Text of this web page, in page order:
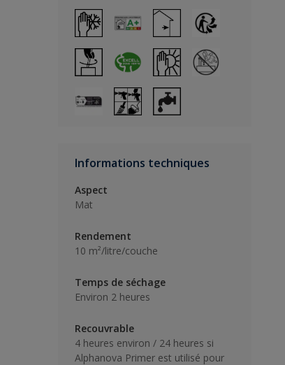
Informations techniques
Aspect
Mat
Rendement
10 m²/litre/couche
Temps de séchage
Environ 2 heures
Recouvrable
4 heures environ / 24 heures si
Alphanova Primer est utilisé pour